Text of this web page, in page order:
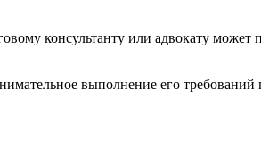
консультанту или адвокату
выполнение его